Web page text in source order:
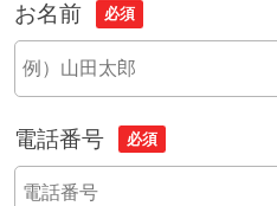
お名前 必須
電話番号 必須